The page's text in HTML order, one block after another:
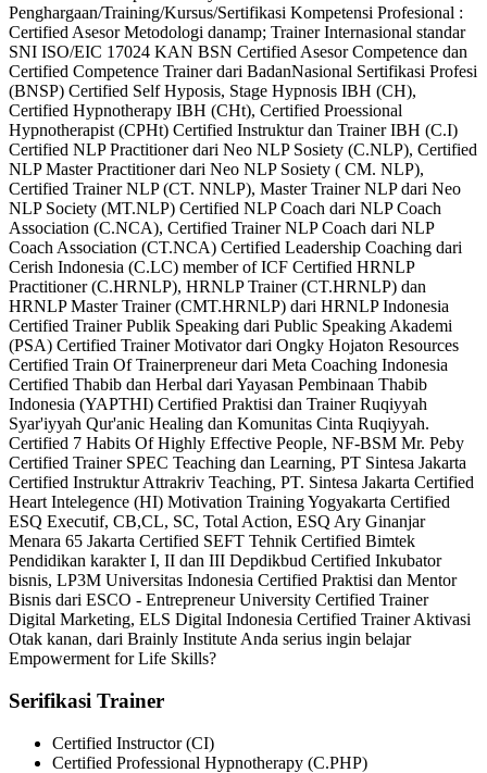
Penghargaan/Training/Kursus/Sertifikasi Kompetensi Profesional :
Certified Asesor Metodologi danamp; Trainer Internasional standar
SNI ISO/EIC 17024 KAN BSN Certified Asesor Competence dan
Certified Competence Trainer dari BadanNasional Sertifikasi Profesi
(BNSP) Certified Self Hyposis, Stage Hypnosis IBH (CH),
Certified Hypnotherapy IBH (CHt), Certified Proessional
Hypnotherapist (CPHt) Certified Instruktur dan Trainer IBH (C.I)
Certified NLP Practitioner dari Neo NLP Sosiety (C.NLP), Certified
NLP Master Practitioner dari Neo NLP Sosiety ( CM. NLP),
Certified Trainer NLP (CT. NNLP), Master Trainer NLP dari Neo
NLP Society (MT.NLP) Certified NLP Coach dari NLP Coach
Association (C.NCA), Certified Trainer NLP Coach dari NLP
Coach Association (CT.NCA) Certified Leadership Coaching dari
Cerish Indonesia (C.LC) member of ICF Certified HRNLP
Practitioner (C.HRNLP), HRNLP Trainer (CT.HRNLP) dan
HRNLP Master Trainer (CMT.HRNLP) dari HRNLP Indonesia
Certified Trainer Publik Speaking dari Public Speaking Akademi
(PSA) Certified Trainer Motivator dari Ongky Hojaton Resources
Certified Train Of Trainerpreneur dari Meta Coaching Indonesia
Certified Thabib dan Herbal dari Yayasan Pembinaan Thabib
Indonesia (YAPTHI) Certified Praktisi dan Trainer Ruqiyyah
Syar'iyyah Qur'anic Healing dan Komunitas Cinta Ruqiyyah.
Certified 7 Habits Of Highly Effective People, NF-BSM Mr. Peby
Certified Trainer SPEC Teaching dan Learning, PT Sintesa Jakarta
Certified Instruktur Attrakriv Teaching, PT. Sintesa Jakarta Certified
Heart Intelegence (HI) Motivation Training Yogyakarta Certified
ESQ Executif, CB,CL, SC, Total Action, ESQ Ary Ginanjar
Menara 65 Jakarta Certified SEFT Tehnik Certified Bimtek
Pendidikan karakter I, II dan III Depdikbud Certified Inkubator
bisnis, LP3M Universitas Indonesia Certified Praktisi dan Mentor
Bisnis dari ESCO - Entrepreneur University Certified Trainer
Digital Marketing, ELS Digital Indonesia Certified Trainer Aktivasi
Otak kanan, dari Brainly Institute Anda serius ingin belajar
Empowerment for Life Skills?
Serifikasi Trainer
Certified Instructor (CI)
Certified Professional Hypnotherapy (C.PHP)